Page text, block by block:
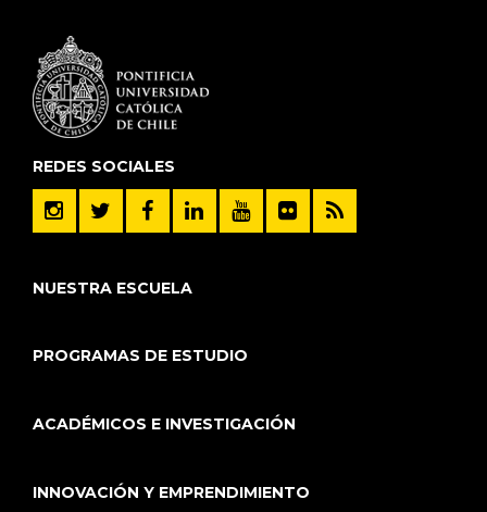
REDES SOCIALES
NUESTRA ESCUELA
PROGRAMAS DE ESTUDIO
ACADÉMICOS E INVESTIGACIÓN
INNOVACIÓN Y EMPRENDIMIENTO